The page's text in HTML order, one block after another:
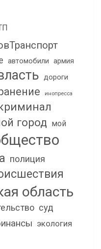
автомобили армия
дороги
инопресса
город мой
полиция
область
суд
экология